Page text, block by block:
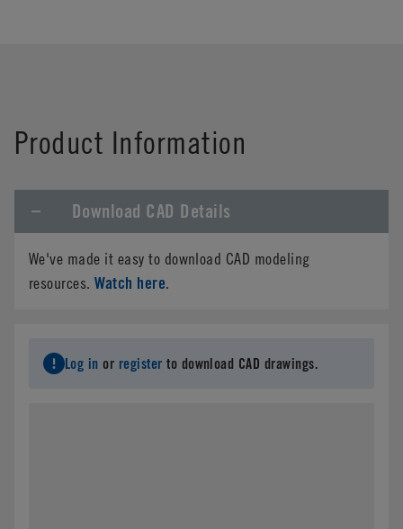
Product Information
Download CAD Details
We've made it easy to download CAD modeling
resources.Watch here.
Log in or register to download CAD drawings.